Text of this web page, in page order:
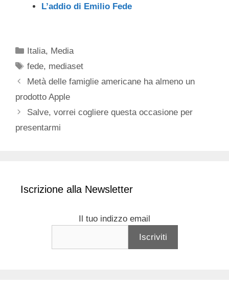
L’addio di Emilio Fede
Categorie
Italia, Media
Tag
fede, mediaset
Metà delle famiglie americane ha almeno un
prodotto Apple
Salve, vorrei cogliere questa occasione per
presentarmi
Iscrizione alla Newsletter
Il tuo indizzo email